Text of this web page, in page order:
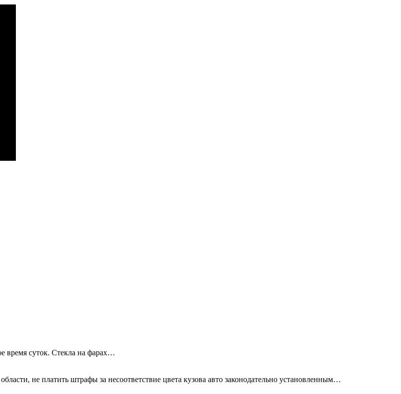
время суток. Стекла на фарах…
не платить штрафы за несоответствие цвета кузова авто законодательно установленным…